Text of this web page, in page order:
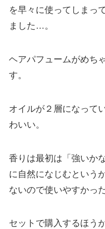
を早々に使ってしまっ
ました…。
ヘアパフュームがめち
す。
オイルが２層になって
わいい。
香りは最初は「強いか
に自然になじむという
ないので使いやすかっ
セットで購入するほう